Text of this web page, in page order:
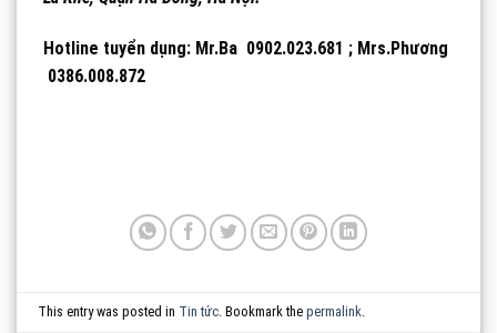
Hotline tuyển dụng: Mr.Ba 0902.023.681 ; Mrs.Phương
0386.008.872
This entry was posted in Tin tức . Bookmark thepermalink